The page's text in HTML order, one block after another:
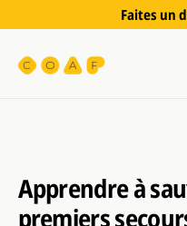
Faites un
Apprendre à
premiers